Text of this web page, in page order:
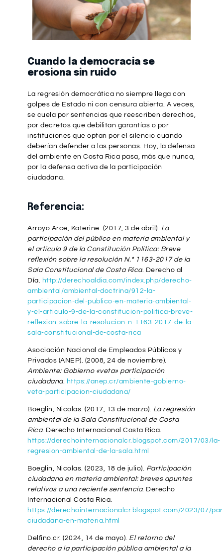
Cuando la democracia se
erosiona sin ruido
La regresión democrática no siempre llega con
golpes de Estado ni con censura abierta. A veces,
se cuela por sentencias que reescriben derechos,
por decretos que debilitan garantías o por
instituciones que optan por el silencio cuando
deberían defender a las personas. Hoy, la defensa
del ambiente en Costa Rica pasa, más que nunca,
por la defensa activa de la participación
ciudadana.
Referencia:
Arroyo Arce, Katerine. (2017, 3 de abril). La
participación del público en materia ambiental y
el artículo 9 de la Constitución Política: Breve
reflexión sobre la resolución N.º 1163-2017 de la
Sala Constitucional de Costa Rica. Derecho al
Día. http://derechoaldia.com/index.php/derecho-
ambiental/ambiental-doctrina/912-la-
participacion-del-publico-en-materia-ambiental-
y-el-articulo-9-de-la-constitucion-politica-breve-
reflexion-sobre-la-resolucion-n-1163-2017-de-la-
sala-constitucional-de-costa-rica
Asociación Nacional de Empleados Públicos y
Privados (ANEP). (2008, 24 de noviembre).
Ambiente: Gobierno «veta» participación
ciudadana. https://anep.cr/ambiente-gobierno-
veta-participacion-ciudadana/
Boeglin, Nicolas. (2017, 13 de marzo). La regresión
ambiental de la Sala Constitucional de Costa
Rica. Derecho Internacional Costa Rica.
https://derechointernacionalcr.blogspot.com/2017/03/la-
regresion-ambiental-de-la-sala.html
Boeglin, Nicolas. (2023, 18 de julio). Participación
ciudadana en materia ambiental: breves apuntes
relativos a una reciente sentencia. Derecho
Internacional Costa Rica.
https://derechointernacionalcr.blogspot.com/2023/07/
ciudadana-en-materia.html
Delfino.cr. (2024, 14 de mayo). El retorno del
derecho a la participación pública ambiental a la